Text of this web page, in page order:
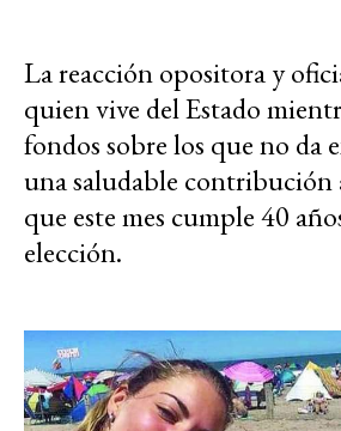
La reacción opositora y
quien vive del Estado
fondos sobre los que no da
una saludable contribución
que este mes cumple 40
elección.